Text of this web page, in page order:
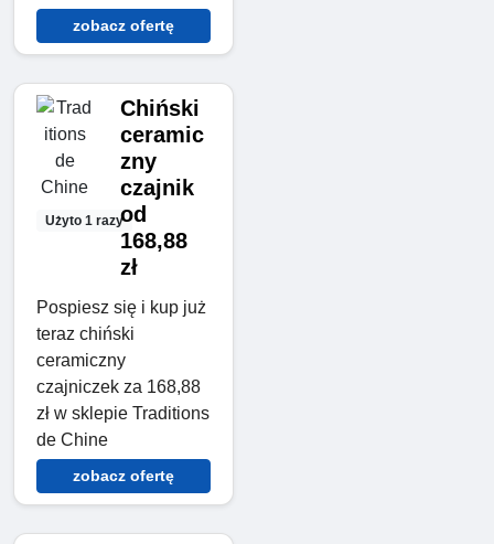
zobacz ofertę
Użyto 1 razy
Chiński
ceramic
zny
czajnik
od
168,88
zł
Pospiesz się i kup już
teraz chiński
ceramiczny
czajniczek za 168,88
zł w sklepie Traditions
de Chine
zobacz ofertę